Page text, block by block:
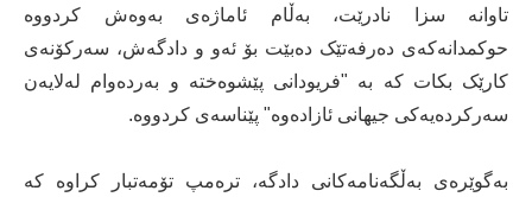
تاوانە سزا نادرێت، بەڵام ئاماژەی بەوەش کردووە
حوکمدانەکەی دەرفەتێک دەبێت بۆ ئەو و دادگەش، سەرکۆنەی
کارێک بکات کە بە "فریودانی پێشوەختە و بەردەوام لەلایەن
سەرکردەیەکی جیهانی ئازادەوە" پێناسەی کردووە.
بەگوێرەی بەڵگەنامەکانی دادگە، ترەمپ تۆمەتبار کراوە کە